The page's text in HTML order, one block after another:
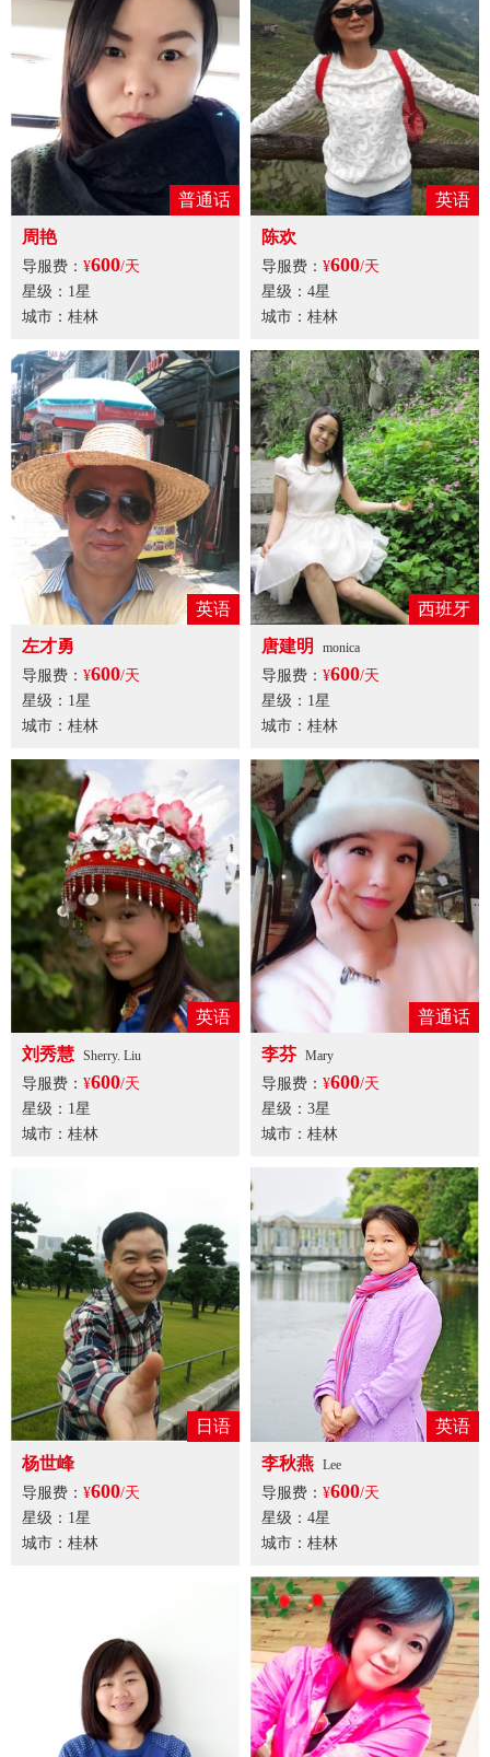
普通话
周艳
导服费： ¥600/天
星级：1星
城市：桂林
英语
陈欢
导服费： ¥600/天
星级：4星
城市：桂林
英语
左才勇
导服费： ¥600/天
星级：1星
城市：桂林
西班牙
唐建明
monica
导服费： ¥600/天
星级：1星
城市：桂林
英语
刘秀慧 Sherry. Liu
导服费： ¥600/天
星级：1星
城市：桂林
普通话
李芬 Mary
导服费： ¥600/天
星级：3星
城市：桂林
日语
杨世峰
导服费： ¥600/天
星级：1星
城市：桂林
英语
李秋燕 Lee
导服费： ¥600/天
星级：4星
城市：桂林